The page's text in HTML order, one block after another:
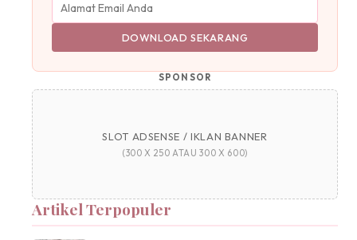
DOWNLOAD SEKARANG
SPONSOR
SLOT ADSENSE / IKLAN BANNER
(300 X 250 ATAU 300 X 600)
Artikel Terpopuler